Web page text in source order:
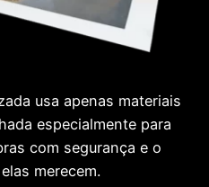
usa apenas materiais
especialmente para
com segurança e o
merecem.